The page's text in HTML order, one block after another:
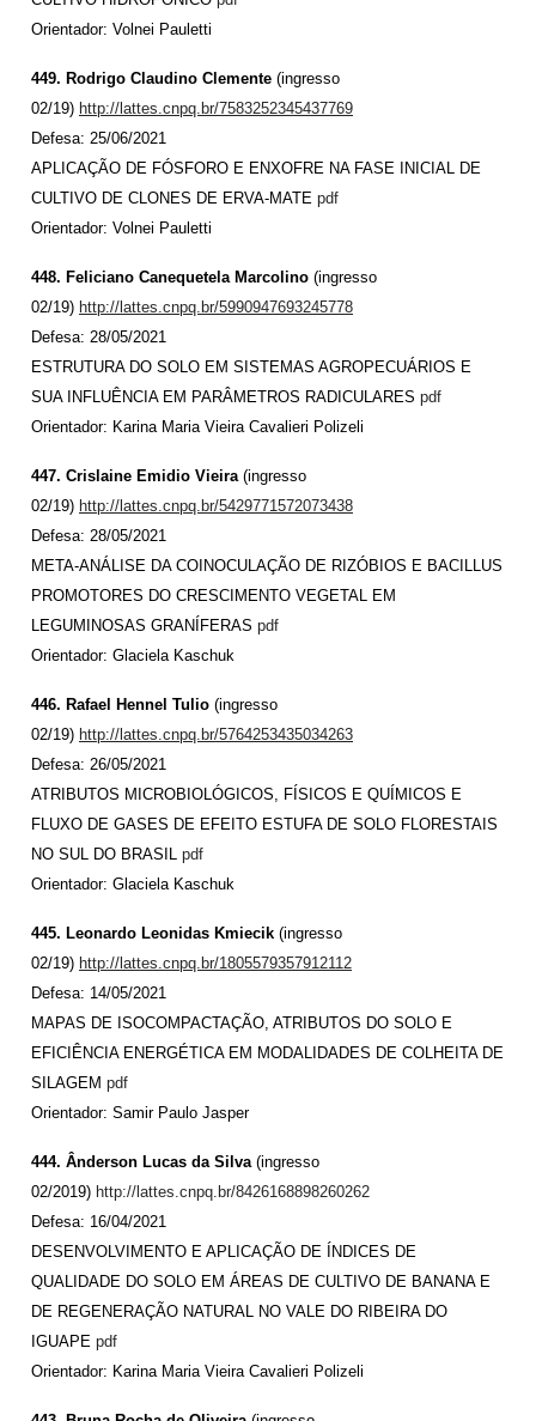
Orientador: Volnei Pauletti
449. Rodrigo Claudino Clemente (ingresso
02/19) http://lattes.cnpq.br/7583252345437769
Defesa: 25/06/2021
APLICAÇÃO DE FÓSFORO E ENXOFRE NA FASE INICIAL DE
CULTIVO DE CLONES DE ERVA-MATE pdf
Orientador: Volnei Pauletti
448. Feliciano Canequetela Marcolino (ingresso
02/19) http://lattes.cnpq.br/5990947693245778
Defesa: 28/05/2021
ESTRUTURA DO SOLO EM SISTEMAS AGROPECUÁRIOS E
SUA INFLUÊNCIA EM PARÂMETROS RADICULARES pdf
Orientador: Karina Maria Vieira Cavalieri Polizeli
447. Crislaine Emidio Vieira (ingresso
02/19) http://lattes.cnpq.br/5429771572073438
Defesa: 28/05/2021
META-ANÁLISE DA COINOCULAÇÃO DE RIZÓBIOS E BACILLUS
PROMOTORES DO CRESCIMENTO VEGETAL EM
LEGUMINOSAS GRANÍFERAS pdf
Orientador: Glaciela Kaschuk
446. Rafael Hennel Tulio (ingresso
02/19) http://lattes.cnpq.br/5764253435034263
Defesa: 26/05/2021
ATRIBUTOS MICROBIOLÓGICOS, FÍSICOS E QUÍMICOS E
FLUXO DE GASES DE EFEITO ESTUFA DE SOLO FLORESTAIS
NO SUL DO BRASIL pdf
Orientador: Glaciela Kaschuk
445. Leonardo Leonidas Kmiecik (ingresso
02/19) http://lattes.cnpq.br/1805579357912112
Defesa: 14/05/2021
MAPAS DE ISOCOMPACTAÇÃO, ATRIBUTOS DO SOLO E
EFICIÊNCIA ENERGÉTICA EM MODALIDADES DE COLHEITA DE
SILAGEM pdf
Orientador: Samir Paulo Jasper
444. Ânderson Lucas da Silva (ingresso
02/2019) http://lattes.cnpq.br/8426168898260262
Defesa: 16/04/2021
DESENVOLVIMENTO E APLICAÇÃO DE ÍNDICES DE
QUALIDADE DO SOLO EM ÁREAS DE CULTIVO DE BANANA E
DE REGENERAÇÃO NATURAL NO VALE DO RIBEIRA DO
IGUAPE pdf
Orientador: Karina Maria Vieira Cavalieri Polizeli